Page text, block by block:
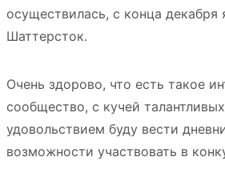
осуществилась, с конца декабря
Шаттерсток.
Очень здорово, что есть такое
сообщество, с кучей
удовольствием буду вести
возможности участвовать в